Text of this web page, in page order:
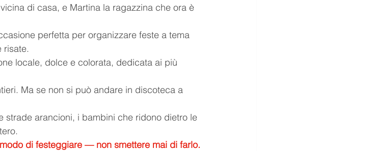
di casa, e Martina la ragazzina che ora è
perfetta per organizzare feste a tema
risate.
locale, dolce e colorata, dedicata ai più
Ma se non si può andare in discoteca a
strade arancioni, i bambini che ridono dietro le
di festeggiare — non smettere mai di farlo.